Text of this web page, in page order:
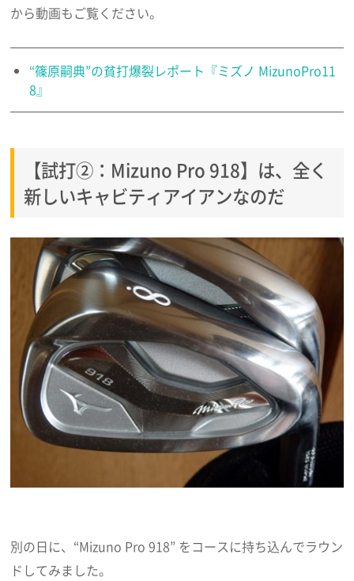
から動画もご覧ください。
“篠原嗣典”の貧打爆裂レポート『ミズノ MizunoPro11
8』
【試打②：Mizuno Pro 918】は、全く
新しいキャビティアイアンなのだ
別の日に、“Mizuno Pro 918” をコースに持ち込んでラウン
ドしてみました。